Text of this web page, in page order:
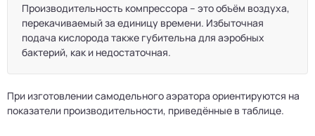
Производительность компрессора – это объём воздуха,
перекачиваемый за единицу времени. Избыточная
подача кислорода также губительна для аэробных
бактерий, как и недостаточная.
При изготовлении самодельного аэратора ориентируются на
показатели производительности, приведённые в таблице.